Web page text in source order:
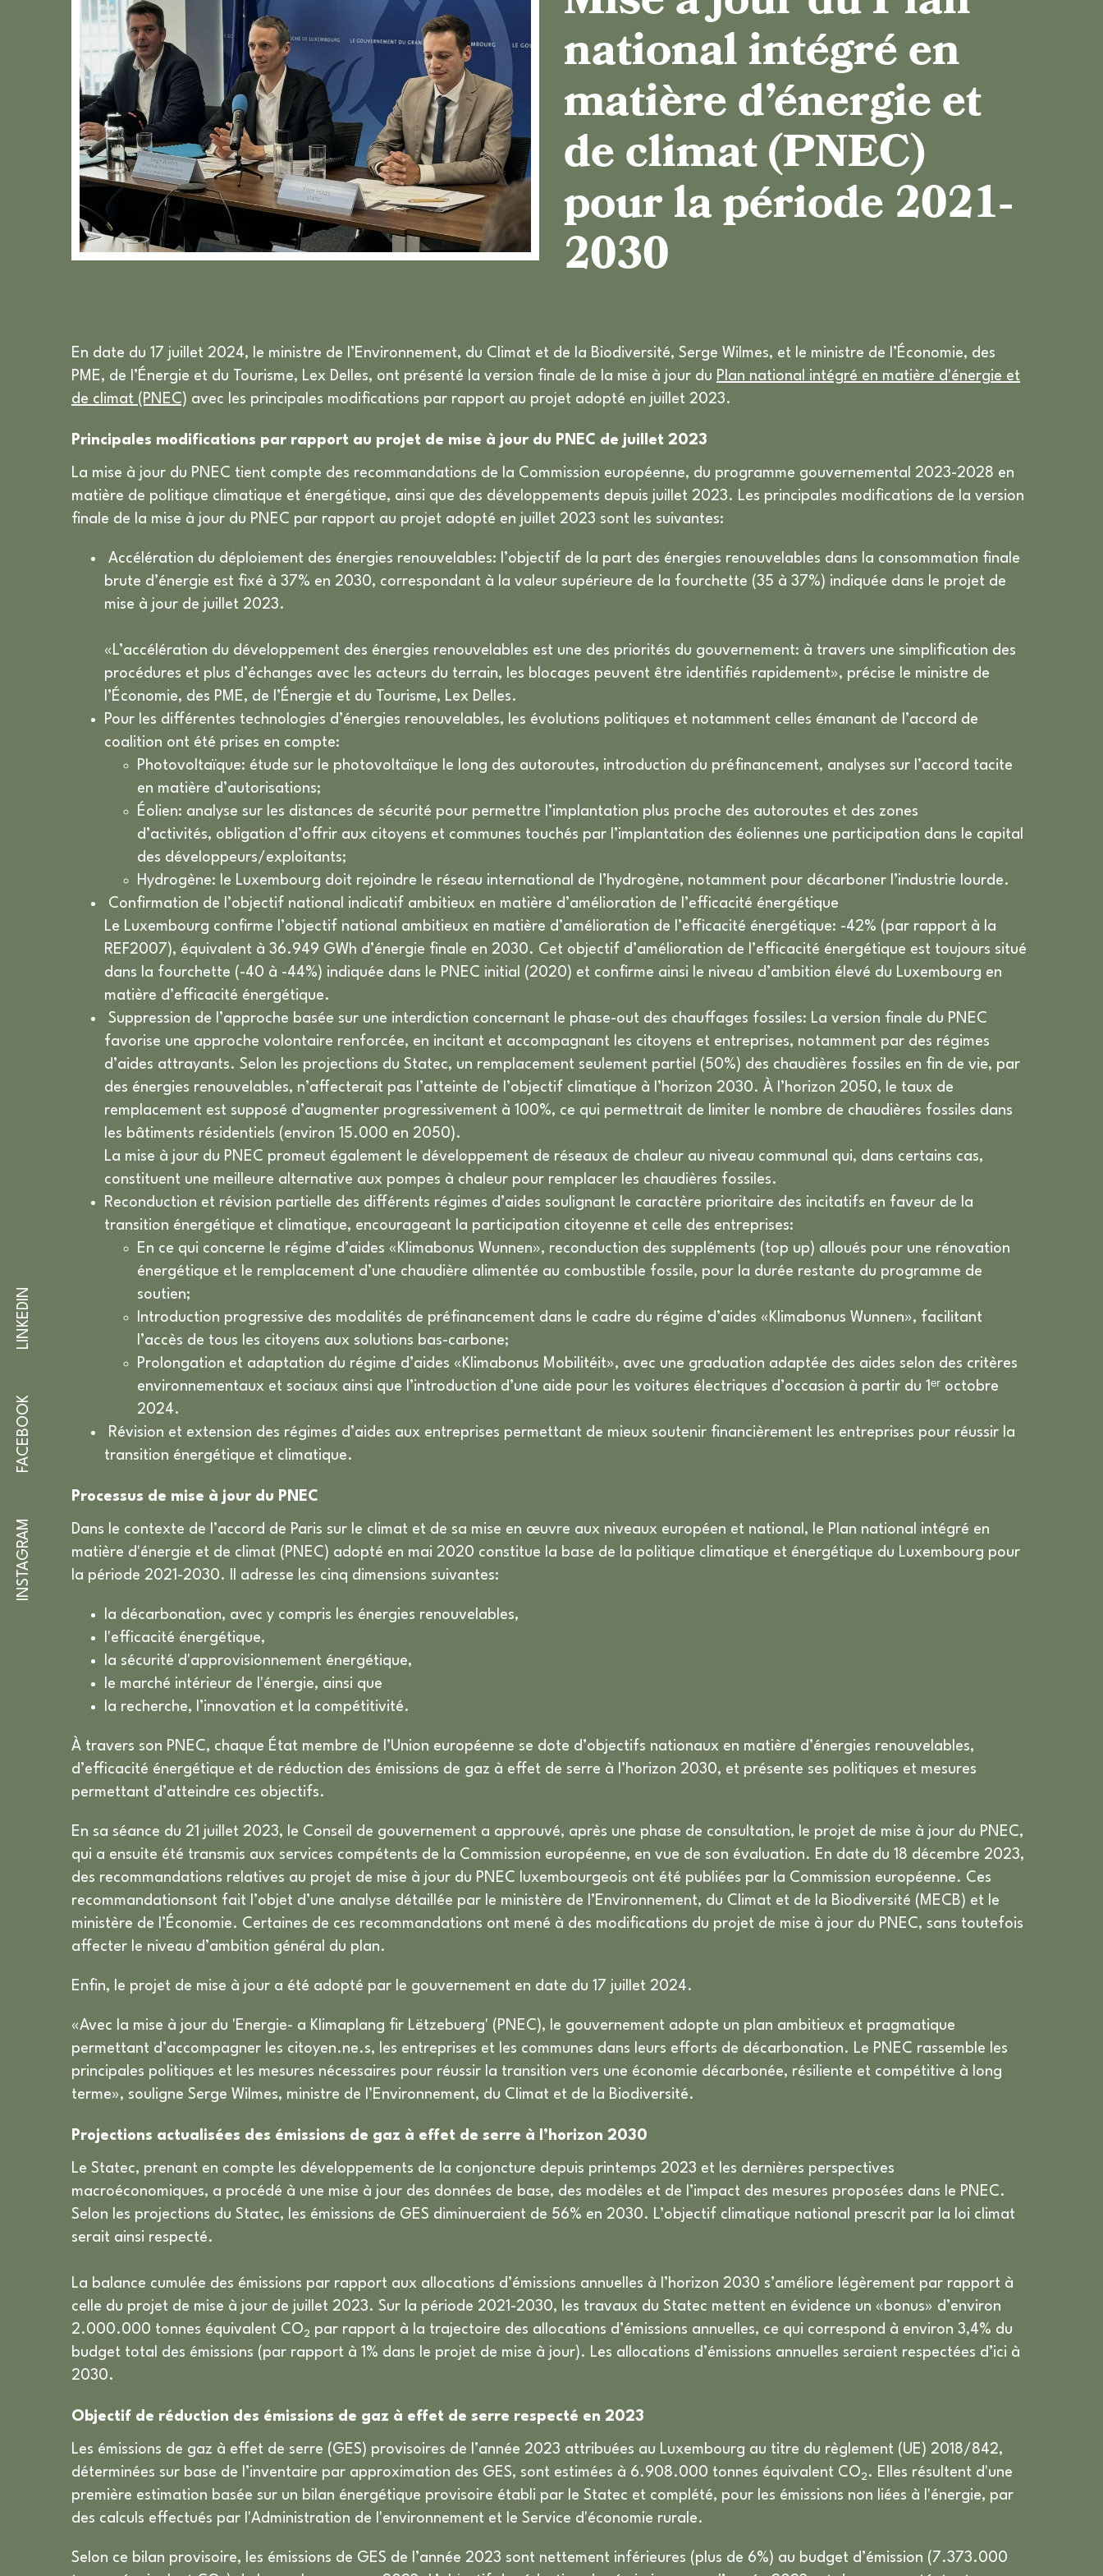
CHANGEMENT CLIMATIQUE
PLAN SOCIAL POUR LE CLIMAT : VERS UNE
TRANSITION ÉCOLOGIQUE ÉQUITABLE
INSTAGRAM
FACEBOOK
LINKEDIN
national intégré en
matière d’énergie et
de climat (PNEC)
pour la période 2021-
2030
En date du 17 juillet 2024, le ministre de l’Environnement, du Climat et de la Biodiversité, Serge Wilmes, et le ministre de l’Économie, des
PME, de l’Énergie et du Tourisme, Lex Delles, ont présenté la version finale de la mise à jour du Plan national intégré en matière d'énergie et
de climat (PNEC) avec les principales modifications par rapport au projet adopté en juillet 2023.
Principales modifications par rapport au projet de mise à jour du PNEC de juillet 2023
La mise à jour du PNEC tient compte des recommandations de la Commission européenne, du programme gouvernemental 2023-2028 en
matière de politique climatique et énergétique, ainsi que des développements depuis juillet 2023. Les principales modifications de la version
finale de la mise à jour du PNEC par rapport au projet adopté en juillet 2023 sont les suivantes:
Accélération du déploiement des énergies renouvelables: l’objectif de la part des énergies renouvelables dans la consommation finale
brute d’énergie est fixé à 37% en 2030, correspondant à la valeur supérieure de la fourchette (35 à 37%) indiquée dans le projet de
mise à jour de juillet 2023.
«L’accélération du développement des énergies renouvelables est une des priorités du gouvernement: à travers une simplification des
procédures et plus d’échanges avec les acteurs du terrain, les blocages peuvent être identifiés rapidement», précise le ministre de
l’Économie, des PME, de l’Énergie et du Tourisme, Lex Delles.
Pour les différentes technologies d’énergies renouvelables, les évolutions politiques et notamment celles émanant de l’accord de
coalition ont été prises en compte:
Photovoltaïque: étude sur le photovoltaïque le long des autoroutes, introduction du préfinancement, analyses sur l’accord tacite
en matière d’autorisations;
Éolien: analyse sur les distances de sécurité pour permettre l’implantation plus proche des autoroutes et des zones
d’activités, obligation d’offrir aux citoyens et communes touchés par l’implantation des éoliennes une participation dans le capital
des développeurs/exploitants;
Hydrogène: le Luxembourg doit rejoindre le réseau international de l’hydrogène, notamment pour décarboner l’industrie lourde.
Confirmation de l’objectif national indicatif ambitieux en matière d’amélioration de l’efficacité énergétique
Le Luxembourg confirme l’objectif national ambitieux en matière d’amélioration de l’efficacité énergétique: -42% (par rapport à la
REF2007), équivalent à 36.949 GWh d’énergie finale en 2030. Cet objectif d’amélioration de l’efficacité énergétique est toujours situé
dans la fourchette (-40 à -44%) indiquée dans le PNEC initial (2020) et confirme ainsi le niveau d’ambition élevé du Luxembourg en
matière d’efficacité énergétique.
Suppression de l’approche basée sur une interdiction concernant le phase-out des chauffages fossiles: La version finale du PNEC
favorise une approche volontaire renforcée, en incitant et accompagnant les citoyens et entreprises, notamment par des régimes
d’aides attrayants. Selon les projections du Statec, un remplacement seulement partiel (50%) des chaudières fossiles en fin de vie, par
des énergies renouvelables, n’affecterait pas l’atteinte de l’objectif climatique à l’horizon 2030. À l’horizon 2050, le taux de
remplacement est supposé d’augmenter progressivement à 100%, ce qui permettrait de limiter le nombre de chaudières fossiles dans
les bâtiments résidentiels (environ 15.000 en 2050).
La mise à jour du PNEC promeut également le développement de réseaux de chaleur au niveau communal qui, dans certains cas,
constituent une meilleure alternative aux pompes à chaleur pour remplacer les chaudières fossiles.
Reconduction et révision partielle des différents régimes d’aides soulignant le caractère prioritaire des incitatifs en faveur de la
transition énergétique et climatique, encourageant la participation citoyenne et celle des entreprises:
En ce qui concerne le régime d’aides «Klimabonus Wunnen», reconduction des suppléments (top up) alloués pour une rénovation
énergétique et le remplacement d’une chaudière alimentée au combustible fossile, pour la durée restante du programme de
soutien;
Introduction progressive des modalités de préfinancement dans le cadre du régime d’aides «Klimabonus Wunnen», facilitant
l’accès de tous les citoyens aux solutions bas-carbone;
Prolongation et adaptation du régime d’aides «Klimabonus Mobilitéit», avec une graduation adaptée des aides selon des critères
environnementaux et sociaux ainsi que l’introduction d’une aide pour les voitures électriques d’occasion à partir du 1ᵉʳ octobre
2024.
Révision et extension des régimes d’aides aux entreprises permettant de mieux soutenir financièrement les entreprises pour réussir la
transition énergétique et climatique.
Processus de mise à jour du PNEC
Dans le contexte de l’accord de Paris sur le climat et de sa mise en œuvre aux niveaux européen et national, le Plan national intégré en
matière d'énergie et de climat (PNEC) adopté en mai 2020 constitue la base de la politique climatique et énergétique du Luxembourg pour
la période 2021-2030. Il adresse les cinq dimensions suivantes:
la décarbonation, avec y compris les énergies renouvelables,
l'efficacité énergétique,
la sécurité d'approvisionnement énergétique,
le marché intérieur de l'énergie, ainsi que
la recherche, l’innovation et la compétitivité.
À travers son PNEC, chaque État membre de l’Union européenne se dote d’objectifs nationaux en matière d’énergies renouvelables,
d’efficacité énergétique et de réduction des émissions de gaz à effet de serre à l’horizon 2030, et présente ses politiques et mesures
permettant d’atteindre ces objectifs.
En sa séance du 21 juillet 2023, le Conseil de gouvernement a approuvé, après une phase de consultation, le projet de mise à jour du PNEC,
qui a ensuite été transmis aux services compétents de la Commission européenne, en vue de son évaluation. En date du 18 décembre 2023,
des recommandations relatives au projet de mise à jour du PNEC luxembourgeois ont été publiées par la Commission européenne. Ces
recommandationsont fait l’objet d’une analyse détaillée par le ministère de l’Environnement, du Climat et de la Biodiversité (MECB) et le
ministère de l’Économie. Certaines de ces recommandations ont mené à des modifications du projet de mise à jour du PNEC, sans toutefois
affecter le niveau d’ambition général du plan.
Enfin, le projet de mise à jour a été adopté par le gouvernement en date du 17 juillet 2024.
«Avec la mise à jour du 'Energie- a Klimaplang fir Lëtzebuerg' (PNEC), le gouvernement adopte un plan ambitieux et pragmatique
permettant d’accompagner les citoyen.ne.s, les entreprises et les communes dans leurs efforts de décarbonation. Le PNEC rassemble les
principales politiques et les mesures nécessaires pour réussir la transition vers une économie décarbonée, résiliente et compétitive à long
terme», souligne Serge Wilmes, ministre de l’Environnement, du Climat et de la Biodiversité.
Projections actualisées des émissions de gaz à effet de serre à l’horizon 2030
Le Statec, prenant en compte les développements de la conjoncture depuis printemps 2023 et les dernières perspectives
macroéconomiques, a procédé à une mise à jour des données de base, des modèles et de l’impact des mesures proposées dans le PNEC.
Selon les projections du Statec, les émissions de GES diminueraient de 56% en 2030. L’objectif climatique national prescrit par la loi climat
serait ainsi respecté.
La balance cumulée des émissions par rapport aux allocations d’émissions annuelles à l’horizon 2030 s’améliore légèrement par rapport à
celle du projet de mise à jour de juillet 2023. Sur la période 2021-2030, les travaux du Statec mettent en évidence un «bonus» d’environ
2.000.000 tonnes équivalent CO2 par rapport à la trajectoire des allocations d’émissions annuelles, ce qui correspond à environ 3,4% du
budget total des émissions (par rapport à 1% dans le projet de mise à jour). Les allocations d’émissions annuelles seraient respectées d’ici à
2030.
Objectif de réduction des émissions de gaz à effet de serre respecté en 2023
Les émissions de gaz à effet de serre (GES) provisoires de l’année 2023 attribuées au Luxembourg au titre du règlement (UE) 2018/842,
déterminées sur base de l’inventaire par approximation des GES, sont estimées à 6.908.000 tonnes équivalent CO2 . Elles résultent d'une
première estimation basée sur un bilan énergétique provisoire établi par le Statec et complété, pour les émissions non liées à l'énergie, par
des calculs effectués par l'Administration de l'environnement et le Service d'économie rurale.
Selon ce bilan provisoire, les émissions de GES de l’année 2023 sont nettement inférieures (plus de 6%) au budget d’émission (7.373.000